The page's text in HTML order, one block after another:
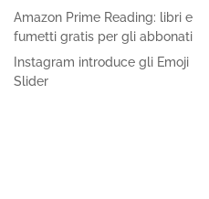
Amazon Prime Reading: libri e
fumetti gratis per gli abbonati
Instagram introduce gli Emoji
Slider